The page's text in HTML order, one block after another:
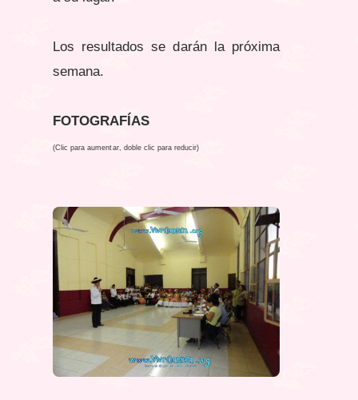
Los resultados se darán la próxima
semana.
FOTOGRAFÍAS
(Clic para aumentar, doble clic para reducir)